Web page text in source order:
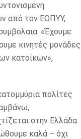
από τον ΕΟΠΥΥ,
«Έχουμε
κινητές μονάδες
κατοίκων»,
πολίτες
στην Ελλάδα
καλά – όχι